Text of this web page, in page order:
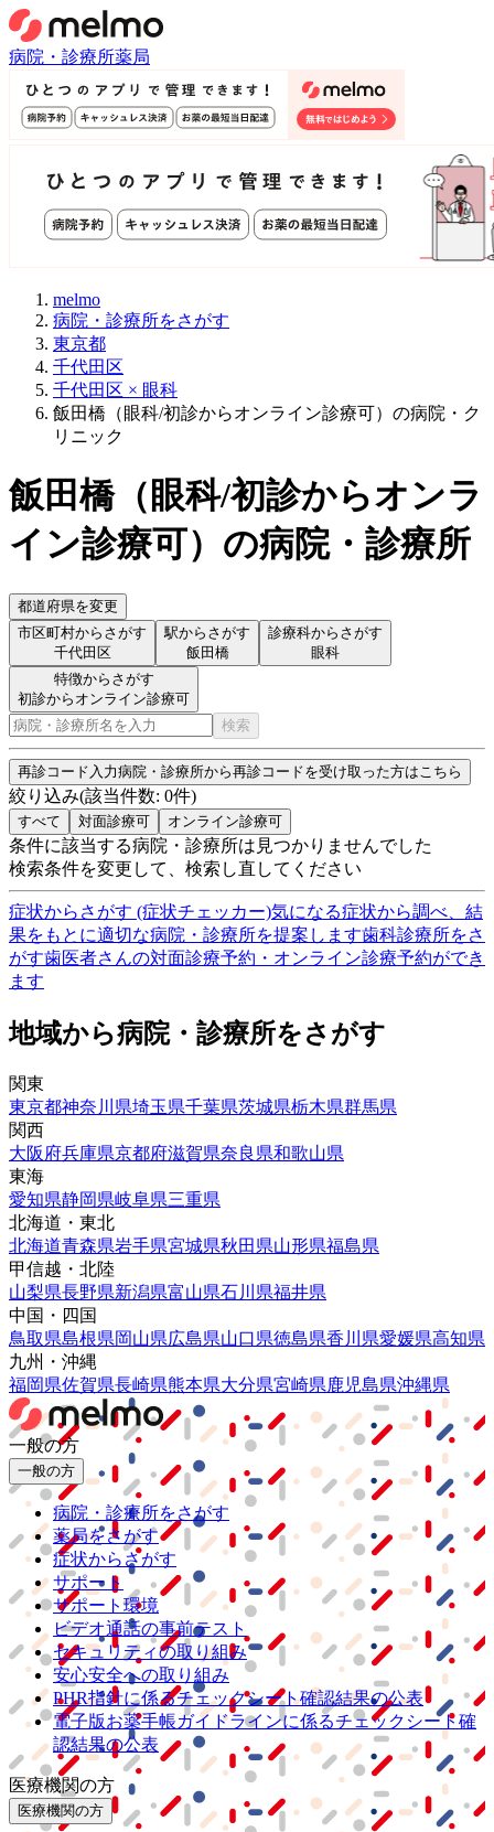
病院・診療所薬局
melmo
病院・診療所をさがす
東京都
千代田区
千代田区 × 眼科
飯田橋（眼科/初診からオンライン診療可）の病院・ク
リニック
飯田橋（ 眼科/初診からオンラ
イン診療可） の病院・診療所
都道府県を変更
市区町村からさがす
千代田区
駅からさがす
飯田橋
診療科からさがす
眼科
特徴からさがす
初診からオンライン診療可
検索
再診コード入力病院・診療所から再診コードを受け取った方はこちら
絞り込み(該当件数: 0件)
すべて 対面診療可 オンライン診療可
条件に該当する病院・診療所は見つかりませんでした
検索条件を変更して、検索し直してください
症状からさがす (症状チェッカー)気になる症状から調べ、結
果をもとに適切な病院・診療所を提案します歯科診療所をさ
がす歯医者さんの対面診療予約・オンライン診療予約ができ
ます
地域から病院・診療所をさがす
関東
東京都神奈川県埼玉県千葉県茨城県栃木県群馬県
関西
大阪府兵庫県京都府滋賀県奈良県和歌山県
東海
愛知県静岡県岐阜県三重県
北海道・東北
北海道青森県岩手県宮城県秋田県山形県福島県
甲信越・北陸
山梨県長野県新潟県富山県石川県福井県
中国・四国
鳥取県島根県岡山県広島県山口県徳島県香川県愛媛県高知県
九州・沖縄
福岡県佐賀県長崎県熊本県大分県宮崎県鹿児島県沖縄県
一般の方
一般の方
病院・診療所をさがす
薬局をさがす
症状からさがす
サポート
サポート環境
ビデオ通話の事前テスト
セキュリティの取り組み
安心安全への取り組み
PHR指針に係るチェックシート確認結果の公表
電子版お薬手帳ガイドラインに係るチェックシート確
認結果の公表
医療機関の方
医療機関の方